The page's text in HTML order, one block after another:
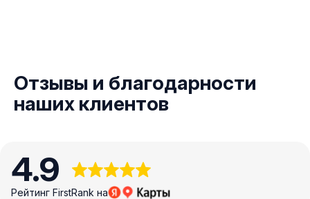
Отзывы и благодарности
наших клиентов
4.9
Рейтинг FirstRank на